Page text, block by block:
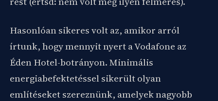
Hasonlóan sikeres volt az, amikor arról
írtunk, hogy mennyit nyert a Vodafone az
Éden Hotel-botrányon. Minimális
energiabefektetéssel sikerült olyan
említéseket szereznünk, amelyek nagyobb